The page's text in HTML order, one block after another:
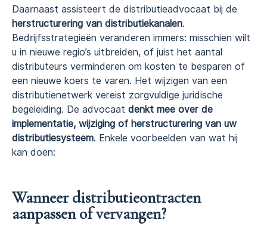
Daarnaast assisteert de distributieadvocaat bij de
herstructurering van distributiekanalen.
Bedrijfsstrategieën veranderen immers: misschien wilt
u in nieuwe regio’s uitbreiden, of juist het aantal
distributeurs verminderen om kosten te besparen of
een nieuwe koers te varen. Het wijzigen van een
distributienetwerk vereist zorgvuldige juridische
begeleiding. De advocaat denkt mee over de
implementatie, wijziging of herstructurering van uw
distributiesysteem. Enkele voorbeelden van wat hij
kan doen:
Wanneer distributieontracten
aanpassen of vervangen?